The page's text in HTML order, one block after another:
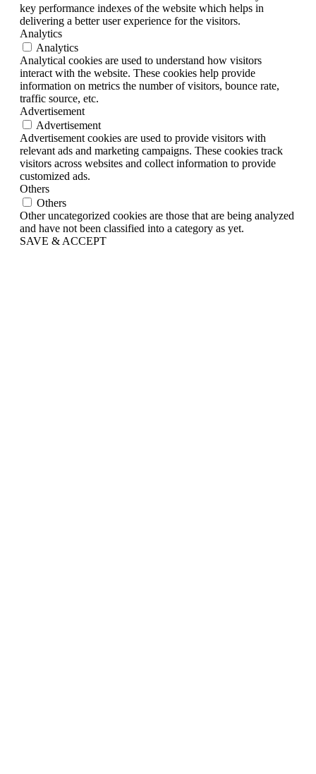
key performance indexes of the website which helps in
delivering a better user experience for the visitors.
Analytics
Analytics
Analytical cookies are used to understand how visitors
interact with the website. These cookies help provide
information on metrics the number of visitors, bounce rate,
traffic source, etc.
Advertisement
Advertisement
Advertisement cookies are used to provide visitors with
relevant ads and marketing campaigns. These cookies track
visitors across websites and collect information to provide
customized ads.
Others
Others
Other uncategorized cookies are those that are being analyzed
and have not been classified into a category as yet.
SAVE & ACCEPT